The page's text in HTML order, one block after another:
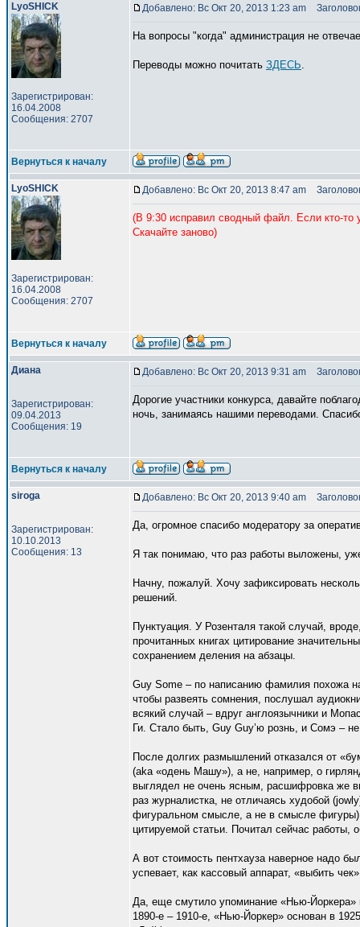
LyoSHICK
Зарегистрирован:
16.04.2008
Сообщения: 2707
Добавлено: Вс Окт 20, 2013 1:23 am
На вопросы "когда" администрация не
Переводы можно почитать ЗДЕСЬ.
Вернуться к началу
LyoSHICK
Зарегистрирован:
16.04.2008
Сообщения: 2707
Добавлено: Вс Окт 20, 2013 8:47 am
(В 9:30 исправил сводный файл. Если кто-то
Скачайте заново)
Вернуться к началу
Диана
Зарегистрирован:
09.04.2013
Сообщения: 19
Добавлено: Вс Окт 20, 2013 9:31 am
Дорогие участники конкурса, давайте
ночь, занимаясь нашими переводами.
Вернуться к началу
siroga
Зарегистрирован:
10.10.2013
Сообщения: 13
Добавлено: Вс Окт 20, 2013 9:40 am
Да, огромное спасибо модератору за
Я так понимаю, что раз работы выложены,
Начну, пожалуй. Хочу зафиксировать
решений.
Пунктуация. У Розенталя такой случай,
прочитанных книгах цитирование
сохранением деления на абзацы.
Guy Some – по написанию фамилия похожа
чтобы развеять сомнения, послушал
всякий случай – вдруг англоязычники и
Ги. Стало быть, Guy Guy’ю рознь, и Сомэ –
После долгих размышлений отказался от
(aka «одень Машу»), а не, например, о
выглядел не очень ясным, расшифровка же
раз журналистка, не отличаясь худобой
фигуральном смысле, а не в смысле фигуры)
цитируемой статьи. Почитал сейчас
А вот стоимость пентхауза наверное надо
успевает, как кассовый аппарат, «выбить
Да, еще смутило упоминание «Нью-Йоркера»
1890-е – 1910-е, «Нью-Йоркер» основан в